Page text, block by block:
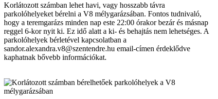
Korlátozott számban lehet havi, vagy hosszabb távra
parkolóhelyeket bérelni a V8 mélygarázsában. Fontos tudnivaló,
hogy a teremgarázs minden nap este 22:00 órakor bezár és másnap
reggel 6-kor nyit ki. Ez idő alatt a ki- és behajtás nem lehetséges. A
parkolóhelyek bérletével kapcsolatban a
sandor.alexandra.v8@szentendre.hu email-címen érdeklődve
kaphatnak bővebb információkat.